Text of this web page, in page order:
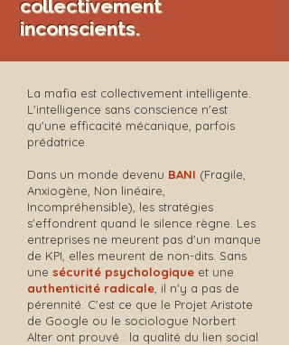
collectivement
inconscients.
La mafia est collectivement intelligente.
L'intelligence sans conscience n'est
qu'une efficacité mécanique, parfois
prédatrice.
Dans un monde devenu BANI (Fragile,
Anxiogène, Non linéaire,
Incompréhensible), les stratégies
s'effondrent quand le silence règne. Les
entreprises ne meurent pas d'un manque
de KPI, elles meurent de non-dits. Sans
une sécurité psychologique et une
authenticité radicale , il n'y a pas de
pérennité. C'est ce que le Projet Aristote
de Google ou le sociologue Norbert
Alter ont prouvé : la qualité du lien social